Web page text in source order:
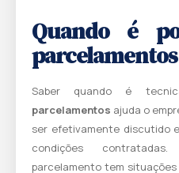
Quando é
parcelamentos
Saber quando é
parcelamentos ajuda o
ser efetivamente discutido
condições
parcelamento tem